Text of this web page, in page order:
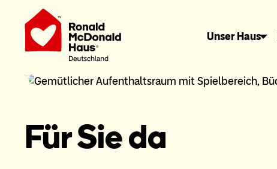
Unser Haus
Für Sie da